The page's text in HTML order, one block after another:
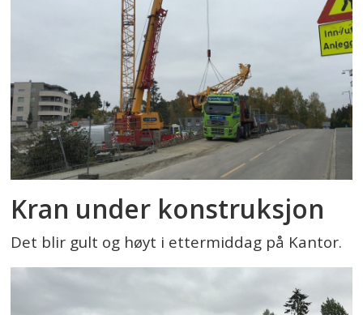
Kran under konstruksjon
Det blir gult og høyt i ettermiddag på Kantor.